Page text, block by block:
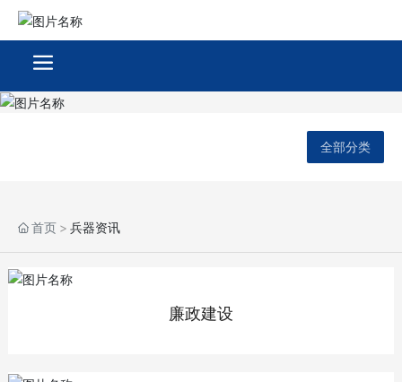
全部分类
首页 兵器资讯
廉政建设